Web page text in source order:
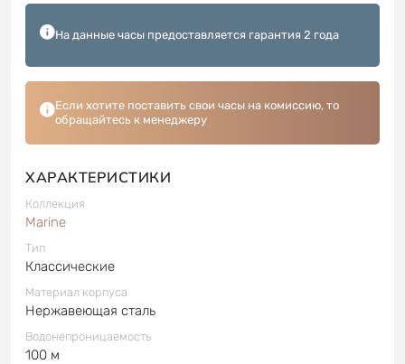
На данные часы предоставляется гарантия 2 года
Если хотите поставить свои часы на комиссию, то
обращайтесь к менеджеру
ХАРАКТЕРИСТИКИ
Коллекция
Marine
Тип
Классические
Материал корпуса
Нержавеющая сталь
Водонепроницаемость
100 м